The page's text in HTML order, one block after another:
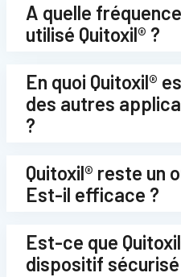
A quelle
utilisé Quitoxil® ?
En quoi Quitoxil®
des autres
?
Quitoxil® reste un
Est-il efficace ?
Est-ce que
dispositif sécurisé